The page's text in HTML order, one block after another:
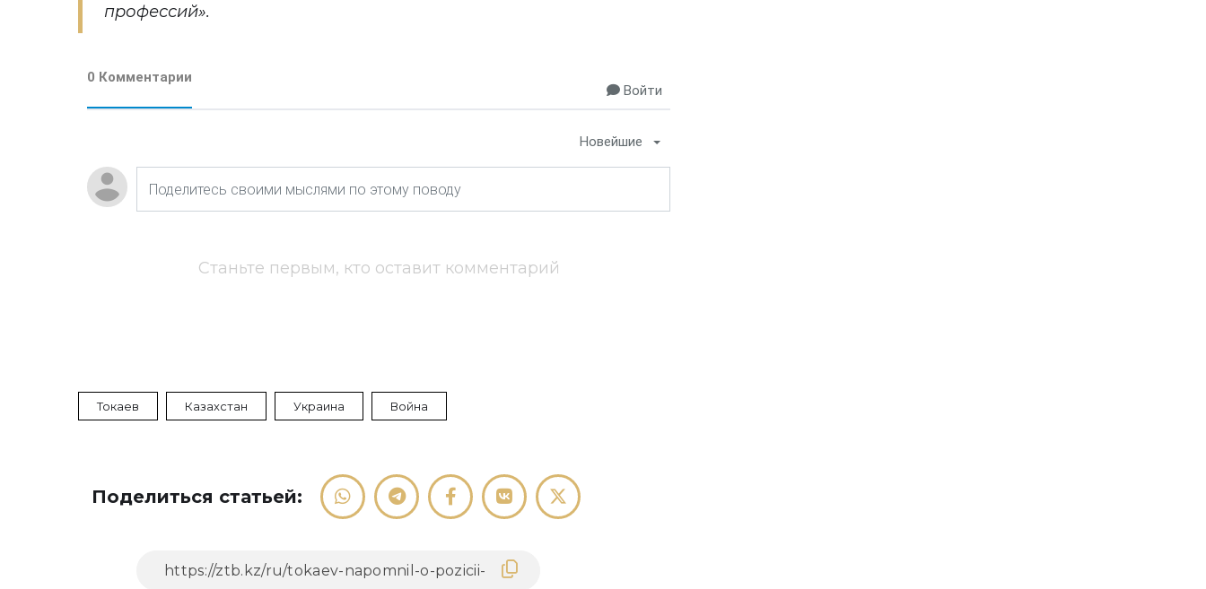
профессий».
0 Комментарии
Войти
Новейшие
Станьте первым, кто оставит комментарий
Токаев Казахстан Украина Война
Поделиться статьей: